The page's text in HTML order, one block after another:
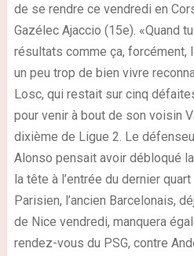
de se rendre ce vendredi en
Gazélec Ajaccio (15e). «Quand
résultats comme ça, forcément,
un peu trop de bien vivre
Losc, qui restait sur cinq
pour venir à bout de son voisin
dixième de Ligue 2. Le
Alonso pensait avoir débloqué
la tête à l’entrée du dernier quart
Parisien, l’ancien Barcelonais,
de Nice vendredi, manquera
rendez-vous du PSG, contre